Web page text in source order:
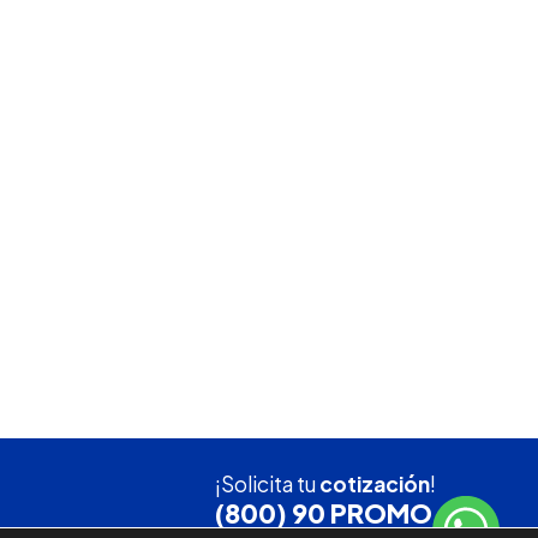
¡Solicita tucotización!
(800) 90 PROMO